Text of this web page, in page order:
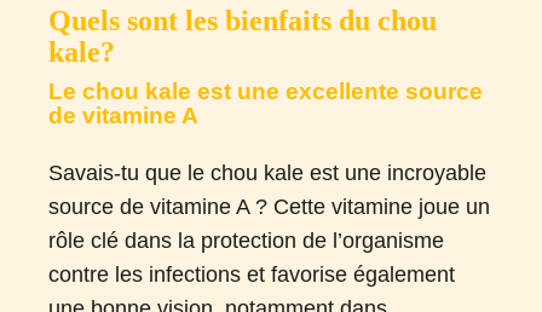
Quels sont les bienfaits du chou
kale?
Le chou kale est une excellente source
de vitamine A
Savais-tu que le chou kale est une incroyable
source de vitamine A ? Cette vitamine joue un
rôle clé dans la protection de l’organisme
contre les infections et favorise également